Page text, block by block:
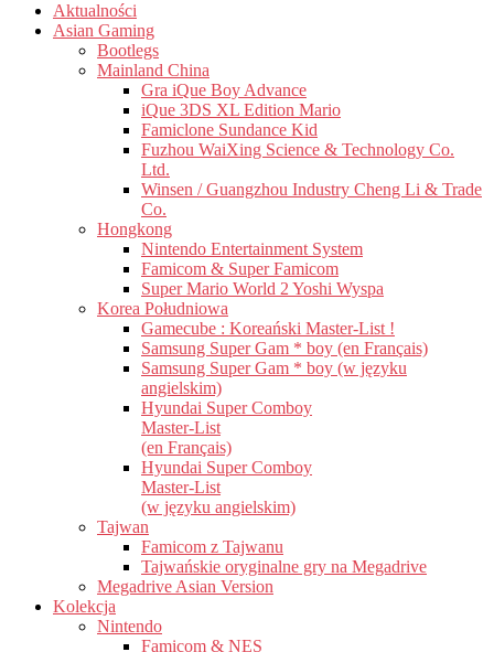
Aktualności
Asian Gaming
Bootlegs
Mainland China
Gra iQue Boy Advance
iQue 3DS XL Edition Mario
Famiclone Sundance Kid
Fuzhou WaiXing Science & Technology Co.
Ltd.
Winsen / Guangzhou Industry Cheng Li & Trade
Co.
Hongkong
Nintendo Entertainment System
Famicom & Super Famicom
Super Mario World 2 Yoshi Wyspa
Korea Południowa
Gamecube : Koreański Master-List !
Samsung Super Gam * boy (en Français)
Samsung Super Gam * boy (w języku
angielskim)
Hyundai Super Comboy
Master-List
(en Français)
Hyundai Super Comboy
Master-List
(w języku angielskim)
Tajwan
Famicom z Tajwanu
Tajwańskie oryginalne gry na Megadrive
Megadrive Asian Version
Kolekcja
Nintendo
Famicom & NES